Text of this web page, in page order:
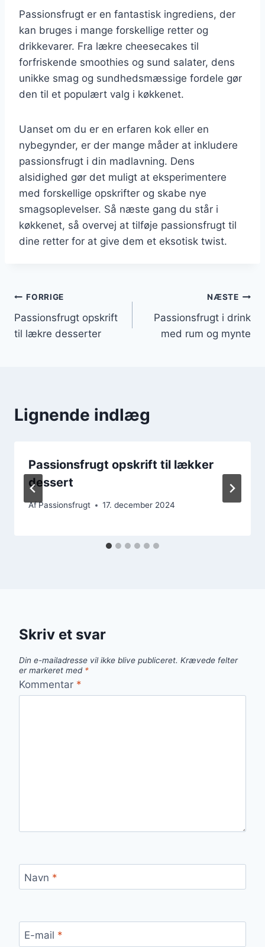
Passionsfrugt er en fantastisk ingrediens, der
kan bruges i mange forskellige retter og
drikkevarer. Fra lækre cheesecakes til
forfriskende smoothies og sund salater, dens
unikke smag og sundhedsmæssige fordele gør
den til et populært valg i køkkenet.
Uanset om du er en erfaren kok eller en
nybegynder, er der mange måder at inkludere
passionsfrugt i din madlavning. Dens
alsidighed gør det muligt at eksperimentere
med forskellige opskrifter og skabe nye
smagsoplevelser. Så næste gang du står i
køkkenet, så overvej at tilføje passionsfrugt til
dine retter for at give dem et eksotisk twist.
Indlægsnavigation
FORRIGE
Passionsfrugt opskrift
til lækre desserter
NÆSTE
Passionsfrugt i drink
med rum og mynte
Lignende indlæg
Passionsfrugt opskrift til lækker
dessert
AfPassionsfrugt 17. december 2024
Skriv et svar
Din e-mailadresse vil ikke blive publiceret. Krævede felter
er markeret med *
Kommentar *
Navn *
E-mail *